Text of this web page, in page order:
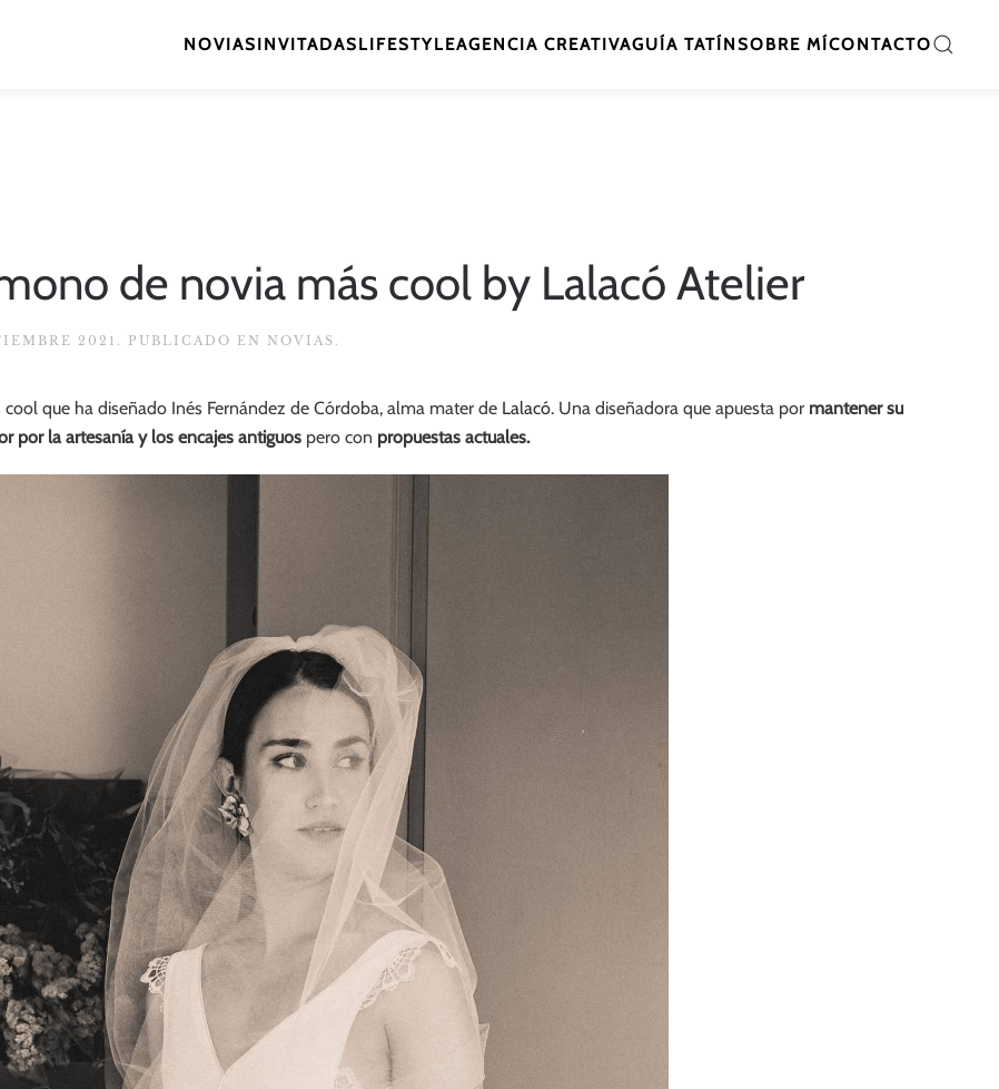
NOVIASINVITADASLIFESTYLEAGENCIA CREATIVAGUÍA TATÍNSOBRE MÍCONTACTO
de novia más cool by Lalacó Atelier
2021 . PUBLICADO EN NOVIAS .
que ha diseñado Inés Fernández de Córdoba, alma mater de Lalacó. Una diseñadora que apuesta por mantener su
por la artesanía y los encajes antiguos pero con propuestas actuales.